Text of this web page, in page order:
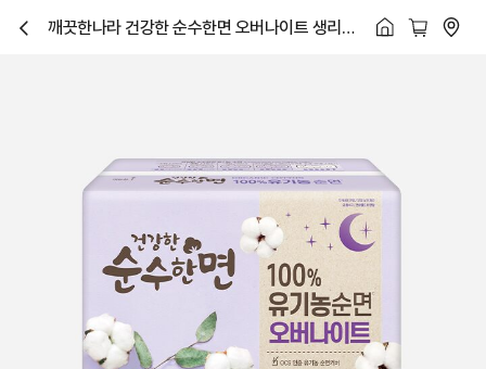
닫
깨끗한나라 건강한 순수한면 오버나이트 생리대